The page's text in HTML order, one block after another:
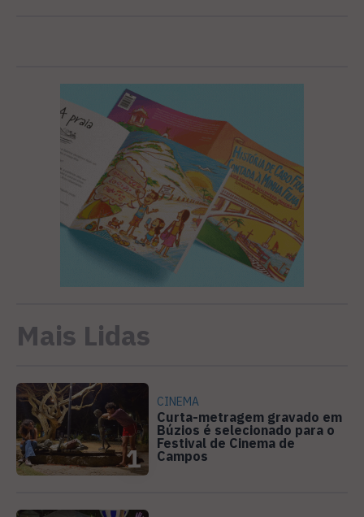
Mais Lidas
1
CINEMA
Curta-metragem gravado em
Búzios é selecionado para o
Festival de Cinema de
Campos